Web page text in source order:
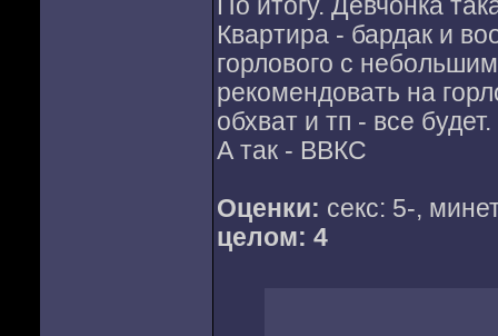
По итогу. Девчонка
Квартира - бардак и
горлового с
рекомендовать на
обхват и тп - все
А так - ВВКС
Оценки: секс: 5-,
целом: 4